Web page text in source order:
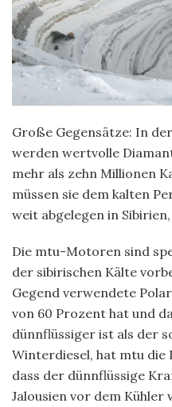
Große Gegensätze: In
werden wertvolle
mehr als zehn Millionen
müssen sie dem kalten
weit abgelegen in
Die mtu-Motoren sind
der sibirischen Kälte
Gegend verwendete
von 60 Prozent hat und
dünnflüssiger ist als der
Winterdiesel, hat mtu die
dass der dünnflüssige
Jalousien vor dem